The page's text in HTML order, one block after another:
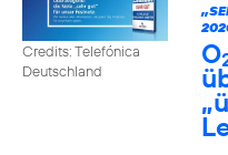
Credits: Telefónica
Deutschland
O